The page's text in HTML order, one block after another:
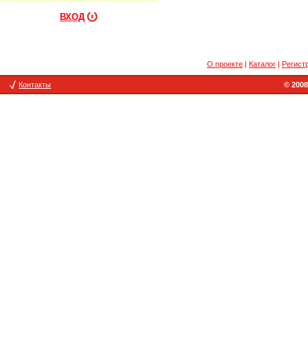
ВХОД
О проекте Каталог
Контакты ©